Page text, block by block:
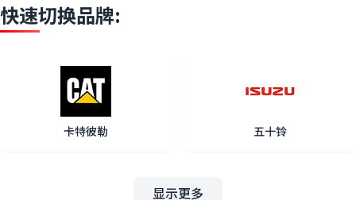
快速切换品牌:
卡特彼勒 五十铃
显示更多